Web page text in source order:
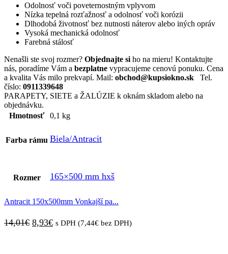
Odolnosť voči poveternostným vplyvom
Nízka tepelná rozťažnosť a odolnosť voči korózii
Dlhodobá životnosť bez nutnosti náterov alebo iných opráv
Vysoká mechanická odolnosť
Farebná stálosť
Nenašli ste svoj rozmer? Objednajte si ho na mieru! Kontaktujte
nás, poradíme Vám a bezplatne vypracujeme cenovú ponuku. Cena
a kvalita Vás milo prekvapí. Mail: obchod@kupsiokno.sk Tel.
číslo: 0911339648
PARAPETY, SIETE a ŽALÚZIE k oknám skladom alebo na
objednávku.
Hmotnosť
0,1 kg
Farba rámu Biela/Antracit
Rozmer 165×500 mm hxš
Antracit 150x500mm Vonkajší pa...
14,01€ Pôvodná
8,93€Aktuálna
s DPH (7,44€ bez DPH)